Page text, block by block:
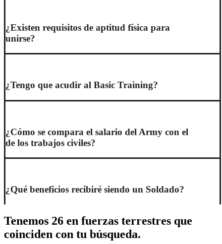
¿Existen requisitos de aptitud física para
unirse?
¿Tengo que acudir al Basic Training?
¿Cómo se compara el salario del Army con el
de los trabajos civiles?
¿Qué beneficios recibiré siendo un Soldado?
Tenemos 26 en fuerzas terrestres que
coinciden con tu búsqueda.